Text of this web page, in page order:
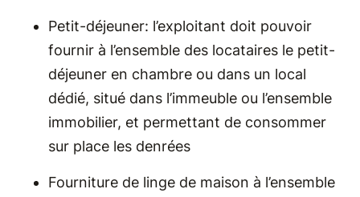
Petit-déjeuner: l’exploitant doit pouvoir
fournir à l’ensemble des locataires le petit-
déjeuner en chambre ou dans un local
dédié, situé dans l’immeuble ou l’ensemble
immobilier, et permettant de consommer
sur place les denrées
Fourniture de linge de maison à l’ensemble